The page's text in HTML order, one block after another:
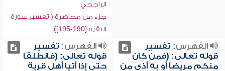
الراجحي
جزء من محاضرة ( تفسير سورة
البقرة [190-195])
الفهرس: تفسير
قوله تعالى: (فمن كان
منكم مريضاً أو به أذى من
الفهرس: تفسير
قوله تعالى: (فانطلقا
حتى إذا أتيا أهل قرية